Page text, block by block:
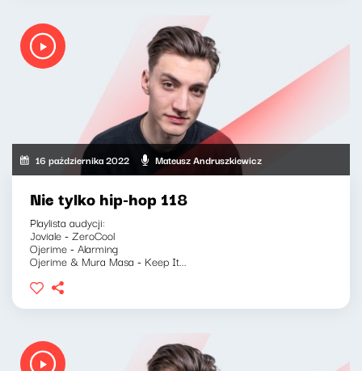
16 października 2022 Mateusz Andruszkiewicz
Nie tylko hip-hop 118
Playlista audycji:
Joviale - ZeroCool
Ojerime - Alarming
Ojerime & Mura Masa - Keep It...